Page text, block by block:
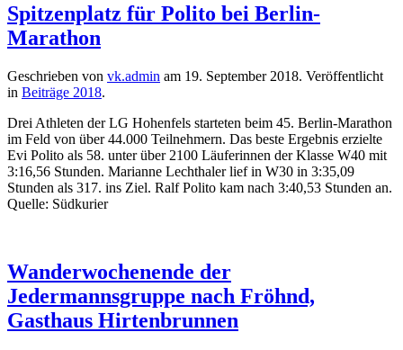
Spitzenplatz für Polito bei Berlin-
Marathon
Geschrieben von vk.admin am 19. September 2018. Veröffentlicht
in Beiträge 2018.
Drei Athleten der LG Hohenfels starteten beim 45. Berlin-Marathon
im Feld von über 44.000 Teilnehmern. Das beste Ergebnis erzielte
Evi Polito als 58. unter über 2100 Läuferinnen der Klasse W40 mit
3:16,56 Stunden. Marianne Lechthaler lief in W30 in 3:35,09
Stunden als 317. ins Ziel. Ralf Polito kam nach 3:40,53 Stunden an.
Quelle: Südkurier
Wanderwochenende der
Jedermannsgruppe nach Fröhnd,
Gasthaus Hirtenbrunnen